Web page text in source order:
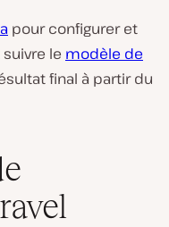
pour configurer et
le modèle de
final à partir du